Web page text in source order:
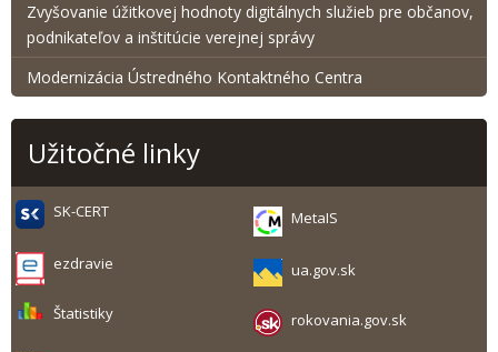
Zvyšovanie úžitkovej hodnoty digitálnych služieb pre občanov,
podnikateľov a inštitúcie verejnej správy
Modernizácia Ústredného Kontaktného Centra
Užitočné linky
SK-CERT MetaIS
ezdravie ua.gov.sk
Štatistiky rokovania.gov.sk